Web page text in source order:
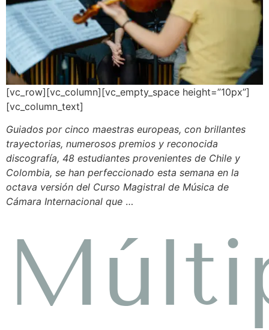
[vc_row][vc_column][vc_empty_space height=”10px”]
[vc_column_text]
Guiados por cinco maestras europeas, con brillantes
trayectorias, numerosos premios y reconocida
discografía, 48 estudiantes provenientes de Chile y
Colombia, se han perfeccionado esta semana en la
octava versión del Curso Magistral de Música de
Cámara Internacional que …